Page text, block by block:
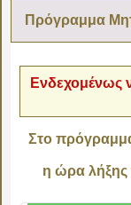
Πρόγραμμα
Ενδεχομένως
Στο
η ώρα λήξης